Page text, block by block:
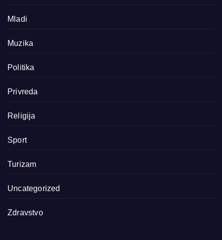
Mladi
Muzika
Politika
Privreda
Religija
Sport
Turizam
Uncategorized
Zdravstvo